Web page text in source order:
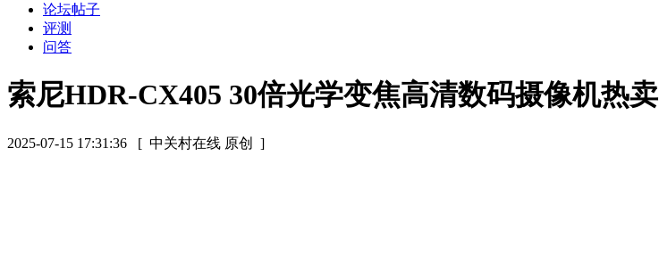
论坛帖子
评测
问答
索尼HDR-CX405 30倍光学变焦高清数码摄像机热卖
2025-07-15 17:31:36 [ 中关村在线 原创 ]